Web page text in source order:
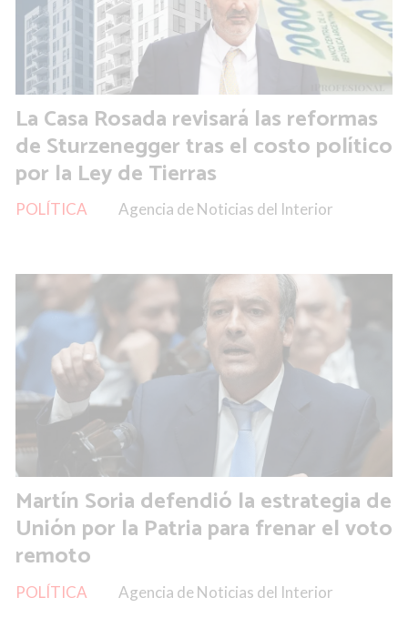
La Casa Rosada revisará las reformas
de Sturzenegger tras el costo político
por la Ley de Tierras
Agencia de Noticias del Interior
POLÍTICA
Martín Soria defendió la estrategia de
Unión por la Patria para frenar el voto
remoto
Agencia de Noticias del Interior
POLÍTICA